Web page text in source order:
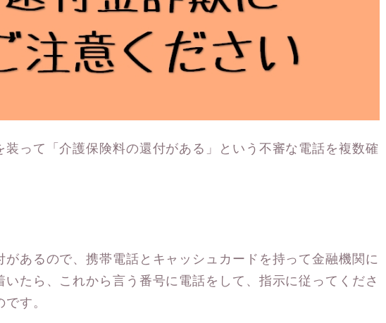
装って「介護保険料の還付がある」という不審な電話を複数確
があるので、携帯電話とキャッシュカードを持って金融機関に
いたら、これから言う番号に電話をして、指示に従ってくださ
す。